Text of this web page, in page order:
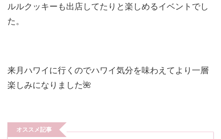
ルルクッキーも出店してたりと楽しめるイベントでし
た。
来月ハワイに行くのでハワイ気分を味わえてより一層
楽しみになりました🌺
オススメ記事